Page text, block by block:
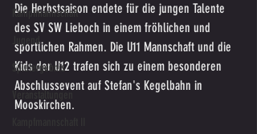
Kampfmannschaft
Jugend
Spielergebnis
Die Herbstsaison endete für die jungen Talente
des SV SW Lieboch in einem fröhlichen und
sportlichen Rahmen. Die U11 Mannschaft und die
Kids der U12 trafen sich zu einem besonderen
Abschlussevent auf Stefan's Kegelbahn in
Mooskirchen.